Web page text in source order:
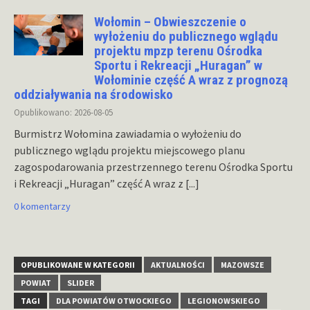
Wołomin – Obwieszczenie o
wyłożeniu do publicznego wglądu
projektu mpzp terenu Ośrodka
Sportu i Rekreacji „Huragan” w
Wołominie część A wraz z prognozą
oddziaływania na środowisko
Opublikowano: 2026-08-05
Burmistrz Wołomina zawiadamia o wyłożeniu do
publicznego wglądu projektu miejscowego planu
zagospodarowania przestrzennego terenu Ośrodka Sportu
i Rekreacji „Huragan” część A wraz z [...]
0 komentarzy
OPUBLIKOWANE W KATEGORII AKTUALNOŚCI
MAZOWSZE
POWIAT
SLIDER
TAGI
DLA POWIATÓW OTWOCKIEGO
LEGIONOWSKIEGO